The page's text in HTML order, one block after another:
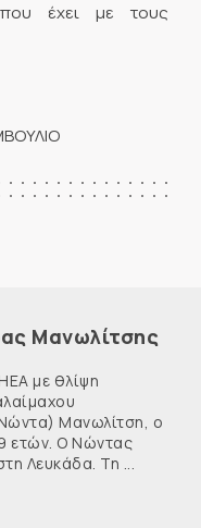
έχει με τους
Μανωλίτσης
με θλίψη
Μανωλίτση, ο
ετών. Ο Νώντας
Λευκάδα. Τη ...